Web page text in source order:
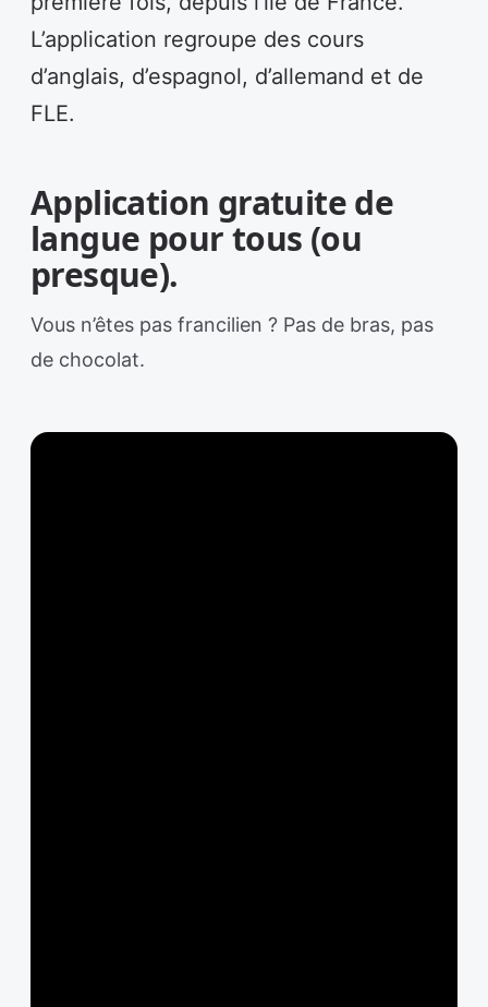
L’application regroupe des cours
d’anglais, d’espagnol, d’allemand et de
FLE.
Application gratuite de
langue pour tous (ou
presque).
Vous n’êtes pas francilien ? Pas de bras, pas
de chocolat.